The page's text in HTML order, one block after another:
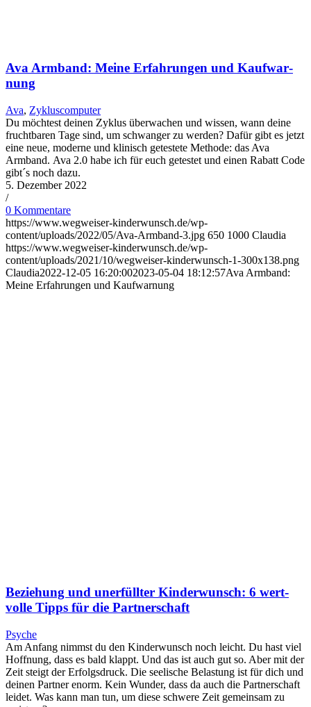
Ava Arm­band: Mei­ne Erfah­run­gen und Kauf­war­
nung
Ava, Zykluscomputer
Du möchtest deinen Zyklus überwachen und wissen, wann deine
fruchtbaren Tage sind, um schwanger zu werden? Dafür gibt es jetzt
eine neue, moderne und klinisch getestete Methode: das Ava
Armband. Ava 2.0 habe ich für euch getestet und einen Rabatt Code
gibt´s noch dazu.
5. Dezember 2022
/
0 Kommentare
https://www.wegweiser-kinderwunsch.de/wp-
content/uploads/2022/05/Ava-Armband-3.jpg 650 1000 Claudia
https://www.wegweiser-kinderwunsch.de/wp-
content/uploads/2021/10/wegweiser-kinderwunsch-1-300x138.png
Claudia2022-12-05 16:20:002023-05-04 18:12:57Ava Arm­band:
Mei­ne Erfah­run­gen und Kauf­war­nung
Bezie­hung und uner­füll­ter Kin­der­wunsch: 6 wert­
vol­le Tipps für die Part­ner­schaft
Psyche
Am Anfang nimmst du den Kinderwunsch noch leicht. Du hast viel
Hoffnung, dass es bald klappt. Und das ist auch gut so. Aber mit der
Zeit steigt der Erfolgsdruck. Die seelische Belastung ist für dich und
deinen Partner enorm. Kein Wunder, dass da auch die Partnerschaft
leidet. Was kann man tun, um diese schwere Zeit gemeinsam zu